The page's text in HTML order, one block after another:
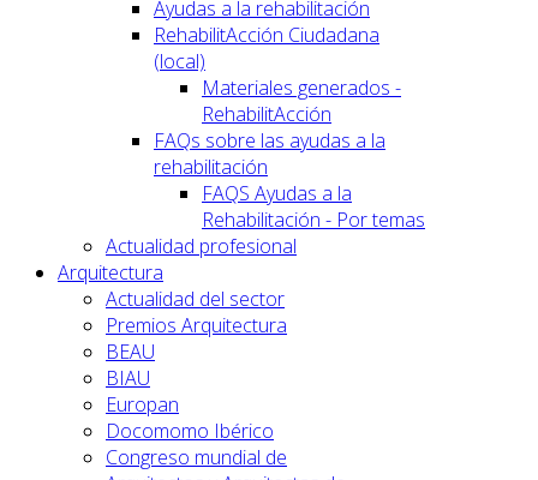
Ayudas a la rehabilitación
RehabilitAcción Ciudadana
(local)
Materiales generados -
RehabilitAcción
FAQs sobre las ayudas a la
rehabilitación
FAQS Ayudas a la
Rehabilitación - Por temas
Actualidad profesional
Arquitectura
Actualidad del sector
Premios Arquitectura
BEAU
BIAU
Europan
Docomomo Ibérico
Congreso mundial de